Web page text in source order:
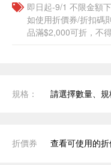
即日起-9/1 不限金額
如使用折價券/折扣碼
品滿$2,000可折，不
規格： 請選擇數量、
折價券 查看可使用的折